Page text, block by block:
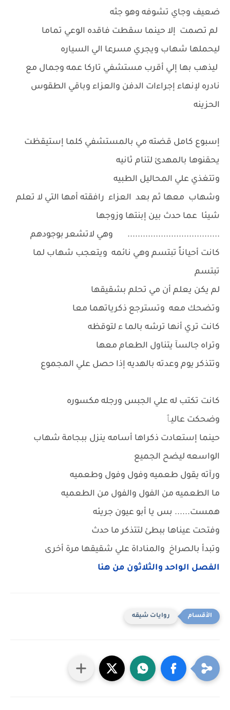
ضعيف وجاي تشوفه وهو جثه
لم تصمت إلا حينما سقطت فاقده الوعي تماما
ليحملها شهاب ويجري مسرعا الي السياره
ليذهب بها إلي أقرب مستشفي تاركا عمه وجمال مع
نادره لإنهاء إجراءات الدفن والعزاء وباقي الطقوس
الحزينه
إسبوع كامل قضته مي بالمستشفي كلما إستيقظت
يحقنوها بالمهدئ لتنام ثانيه
وتتغذي علي المحاليل الطبيه
وشهاب معها ثم بعد العزاء رافقته أمها التي لا تعلم
شيئا عما حدث بين إبنتها وزوجها
.................................... وهي لاتشعر بوجودهم
كانت أحياناً تبتسم وهي نائمه ويتعجب شهاب لما
تبتسم
لم يكن يعلم أن مي تحلم بشقيقها
وتضحك معه وتسترجع ذكرياتهما معا
كانت تري أنها ترشه بالما ء لتوقظه
وتراه جالسآ يتناول الطعام معها
وتتذكر يوم وعدته بالهديه إذا حصل علي المجموع
كانت تكتب له علي الجبس ورجله مكسوره
وضحكت عاليٱ
حينما إستعادت ذكراها أسامه ينزل ببجامة شهاب
الواسعه ليضح الجميع
ورآته يقول طعميه وفول وفول وطعميه
ما الطعميه من الفول والفول من الطعميه
همست...... بس يا أبو عيون جريئه
وفتحت عيناها ببطئ لتتذكر ما حدث
وتبدأ بالصراخ والمناداة علي شقيقها مرة أخرى
الفصل الواحد والثلاثون من هنا
روايات شيقه